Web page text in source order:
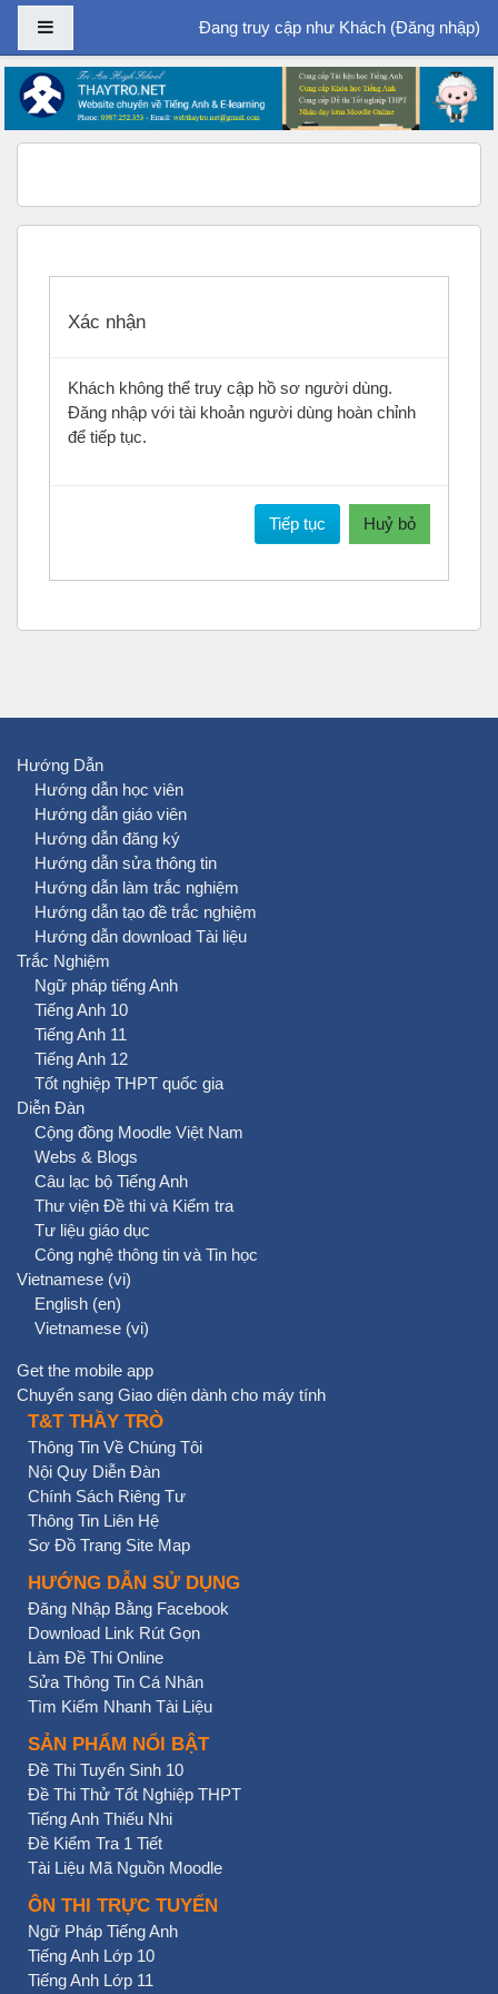
Chuyển tới nội dung chính
Bảng điều khiển cạnhĐang truy cập như Khách (Đăng nhập)
Xác nhận
Khách không thể truy cập hồ sơ người dùng.
Đăng nhập với tài khoản người dùng hoàn chỉnh
để tiếp tục.
Tiếp tục Huỷ bỏ
Hướng Dẫn
Hướng dẫn học viên
Hướng dẫn giáo viên
Hướng dẫn đăng ký
Hướng dẫn sửa thông tin
Hướng dẫn làm trắc nghiệm
Hướng dẫn tạo đề trắc nghiệm
Hướng dẫn download Tài liệu
Trắc Nghiệm
Ngữ pháp tiếng Anh
Tiếng Anh 10
Tiếng Anh 11
Tiếng Anh 12
Tốt nghiệp THPT quốc gia
Diễn Đàn
Cộng đồng Moodle Việt Nam
Webs & Blogs
Câu lạc bộ Tiếng Anh
Thư viện Đề thi và Kiểm tra
Tư liệu giáo dục
Công nghệ thông tin và Tin học
Vietnamese ‎(vi)‎
English ‎(en)‎
Vietnamese ‎(vi)‎
Get the mobile app
Chuyển sang Giao diện dành cho máy tính
T&T THẦY TRÒ
Thông Tin Về Chúng Tôi
Nội Quy Diễn Đàn
Chính Sách Riêng Tư
Thông Tin Liên Hệ
Sơ Đồ Trang Site Map
HƯỚNG DẪN SỬ DỤNG
Đăng Nhập Bằng Facebook
Download Link Rút Gọn
Làm Đề Thi Online
Sửa Thông Tin Cá Nhân
Tìm Kiếm Nhanh Tài Liệu
SẢN PHẨM NỔI BẬT
Đề Thi Tuyển Sinh 10
Đề Thi Thử Tốt Nghiệp THPT
Tiếng Anh Thiếu Nhi
Đề Kiểm Tra 1 Tiết
Tài Liệu Mã Nguồn Moodle
ÔN THI TRỰC TUYẾN
Ngữ Pháp Tiếng Anh
Tiếng Anh Lớp 10
Tiếng Anh Lớp 11